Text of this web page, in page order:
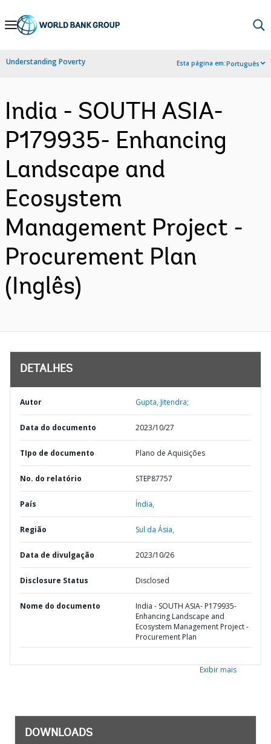
Skip
Navigation
Understanding Poverty Esta página em:Português
India - SOUTH ASIA-
P179935- Enhancing
Landscape and
Ecosystem
Management Project -
Procurement Plan
(Inglês)
DETALHES
Autor Gupta, Jitendra;
Data do documento 2023/10/27
TIpo de documento Plano de Aquisições
No. do relatório STEP87757
País Índia,
Região Sul da Ásia,
Data de divulgação 2023/10/26
Disclosure Status Disclosed
Nome do documento
India - SOUTH ASIA- P179935-
Enhancing Landscape and
Ecosystem Management Project -
Procurement Plan
Exibir mais
DOWNLOADS